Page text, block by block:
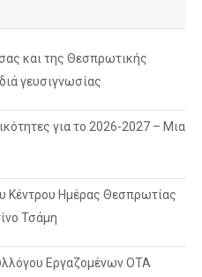
και της Θεσπρωτικής
γευσιγνωσίας
για το 2026-2027 – Μια
Κέντρου Ημέρας Θεσπρωτίας
Τσάμη
Εργαζομένων ΟΤΑ